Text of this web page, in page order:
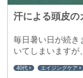
汗による頭皮の
毎日暑い日が続き
いてしまいますが
40代 エイジングケア